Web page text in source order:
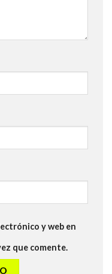
y web en
que comente.